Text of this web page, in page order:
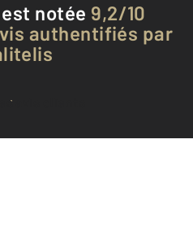
est notée 9,2/10
authentifiés par
avis clients